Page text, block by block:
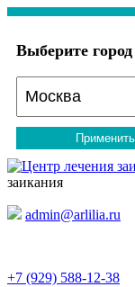
Выберите город
Применить
заикания
admin@arlilia.ru
+7 (929) 588-12-38